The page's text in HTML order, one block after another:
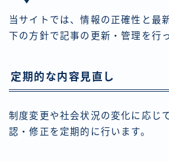
当サイトでは、情報の正確性と最
下の方針で記事の更新・管理を行
定期的な内容見直し
制度変更や社会状況の変化に応じ
認・修正を定期的に行います。